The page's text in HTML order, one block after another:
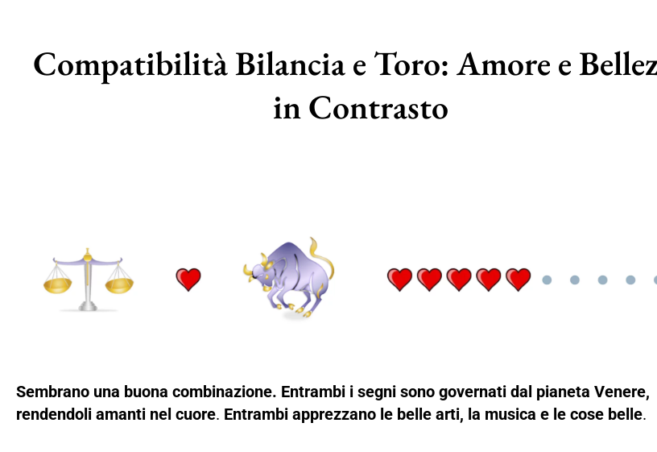
Compatibilità Bilancia e Toro: Amore e
in Contrasto
Sembrano una buona combinazione. Entrambi i segni sono governati dal pianeta Venere,
rendendoli amanti nel cuore. Entrambi apprezzano le belle arti, la musica e le cose belle.